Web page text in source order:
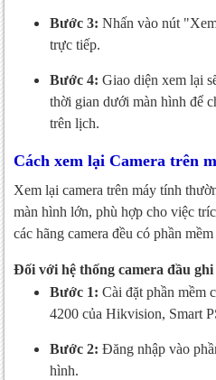
Bước 3: Nhấn vào nút
trực tiếp.
Bước 4: Giao diện xem lại
thời gian dưới màn hình để
trên lịch.
Cách xem lại Camera trên
Xem lại camera trên máy tính
màn hình lớn, phù hợp cho việc
các hãng camera đều có phần
Đối với hệ thống camera đầu
Bước 1: Cài đặt phần mềm
4200 của Hikvision, Smart
Bước 2: Đăng nhập vào
hình.